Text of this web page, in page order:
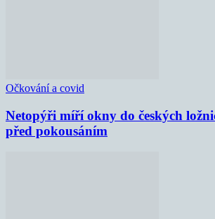
Očkování a covid
Netopýři míří okny do českých
před pokousáním